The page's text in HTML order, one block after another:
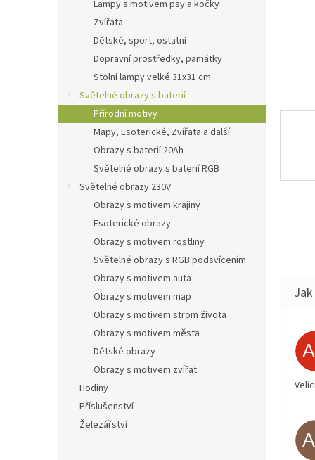
Lampy s motivem psy a kočky
Zvířata
Dětské, sport, ostatní
Dopravní prostředky, památky
Stolní lampy velké 31x31 cm
Světelné obrazy s baterií
Přírodní motivy
Mapy, Esoterické, Zvířata a další
Obrazy s baterií 20Ah
Světelné obrazy s baterií RGB
Světelné obrazy 230V
Obrazy s motivem krajiny
Esoterické obrazy
Obrazy s motivem rostliny
Světelné obrazy s RGB podsvícením
Obrazy s motivem auta
Obrazy s motivem map
Obrazy s motivem strom života
Obrazy s motivem města
Dětské obrazy
Obrazy s motivem zvířat
Hodiny
Příslušenství
Železářství